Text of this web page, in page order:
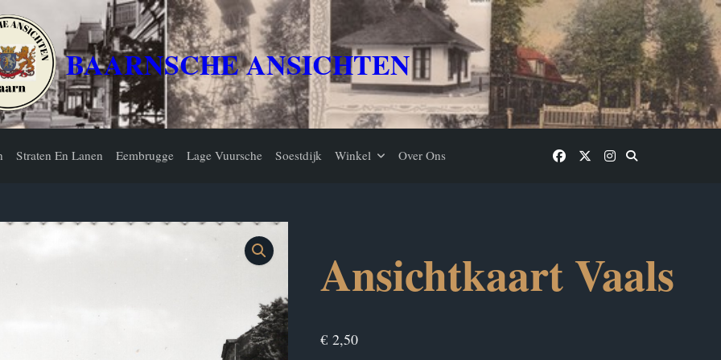
BAARNSCHE ANSICHTEN
Straten En Lanen Eembrugge Lage Vuursche Soestdijk Winkel Over Ons
Ansichtkaart Vaals
€ 2,50